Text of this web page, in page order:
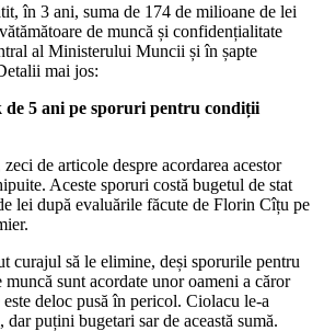
în 3 ani, suma de 174 de milioane de lei
de muncă și confidențialitate
al Ministerului Muncii și în șapte
mai jos:
de 5 ani pe sporuri pentru condiții
de articole despre acordarea acestor
Aceste sporuri costă bugetul de stat
lei după evaluările făcute de Florin Cîțu pe
curajul să le elimine, deși sporurile pentru
sunt acordate unor oameni a căror
este deloc pusă în pericol. Ciolacu le-a
puțini bugetari sar de această sumă.